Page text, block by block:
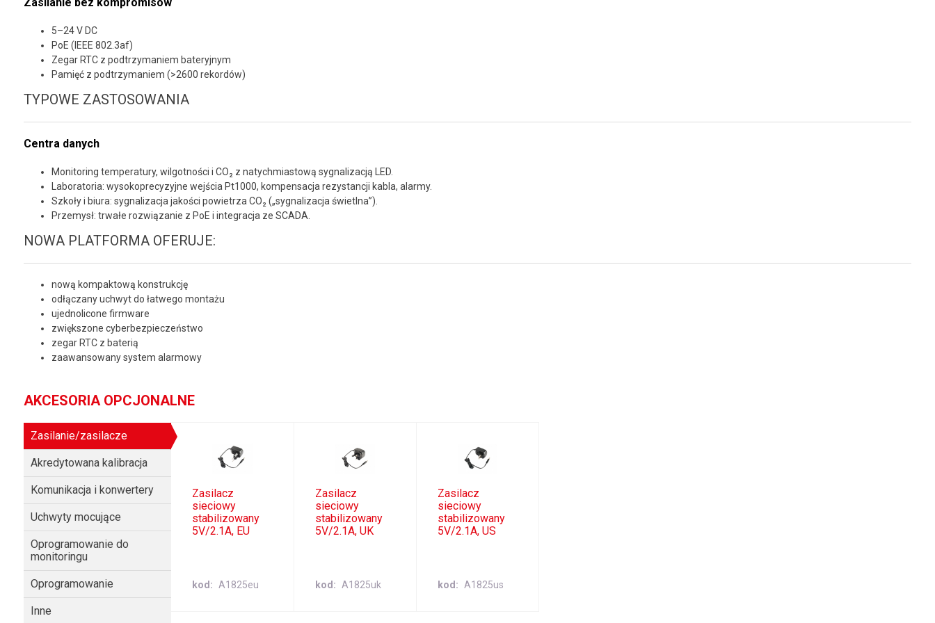
5–24 V DC
PoE (IEEE 802.3af)
Zegar RTC z podtrzymaniem bateryjnym
Pamięć z podtrzymaniem (>2600 rekordów)
TYPOWE ZASTOSOWANIA
Centra danych
Monitoring temperatury, wilgotności i CO₂ z natychmiastową sygnalizacją LED.
Laboratoria: wysokoprecyzyjne wejścia Pt1000, kompensacja rezystancji kabla, alarmy.
Szkoły i biura: sygnalizacja jakości powietrza CO₂ („sygnalizacja świetlna”).
Przemysł: trwałe rozwiązanie z PoE i integracja ze SCADA.
NOWA PLATFORMA OFERUJE:
nową kompaktową konstrukcję
odłączany uchwyt do łatwego montażu
ujednolicone firmware
zwiększone cyberbezpieczeństwo
zegar RTC z baterią
zaawansowany system alarmowy
AKCESORIA OPCJONALNE
Zasilanie/zasilacze
Akredytowana kalibracja
Komunikacja i konwertery
Uchwyty mocujące
Oprogramowanie do
monitoringu
Oprogramowanie
Inne
Zasilacz
sieciowy
stabilizowany
5V/2.1A, EU
kod A1825eu
Zasilacz
sieciowy
stabilizowany
5V/2.1A, UK
kod A1825uk
Zasilacz
sieciowy
stabilizowany
5V/2.1A, US
kod A1825us